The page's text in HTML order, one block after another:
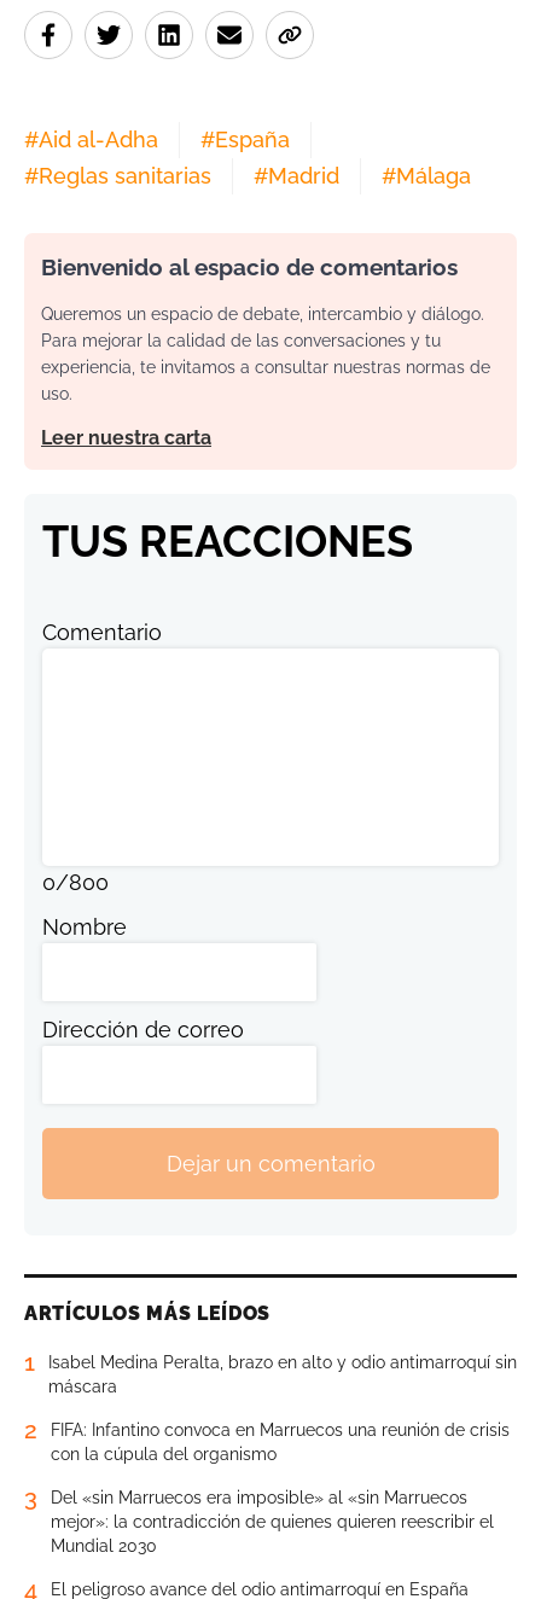
#Aid al-Adha #España
#Reglas sanitarias #Madrid #Málaga
Bienvenido al espacio de comentarios
Queremos un espacio de debate, intercambio y diálogo.
Para mejorar la calidad de las conversaciones y tu
experiencia, te invitamos a consultar nuestras normas de
uso.
Leer nuestra carta
TUS REACCIONES
Comentario
0/800
Nombre
Dirección de correo
Dejar un comentario
ARTÍCULOS MÁS LEÍDOS
1
Isabel Medina Peralta, brazo en alto y odio antimarroquí sin
máscara
2
FIFA: Infantino convoca en Marruecos una reunión de crisis
con la cúpula del organismo
3
Del «sin Marruecos era imposible» al «sin Marruecos
mejor»: la contradicción de quienes quieren reescribir el
Mundial 2030
4 El peligroso avance del odio antimarroquí en España